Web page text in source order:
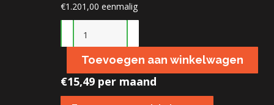
€1.201,00 eenmalig
Standaard
aantalToevoegen aan winkelwagen
€15,49 per maand